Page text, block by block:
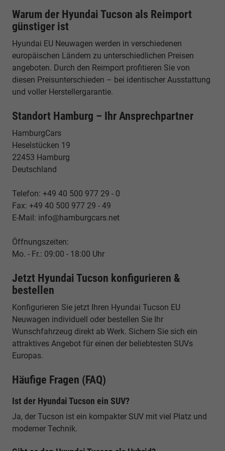
Warum der Hyundai Tucson als Reimport
günstiger ist
Hyundai EU Neuwagen werden in verschiedenen
europäischen Ländern zu unterschiedlichen Preisen
angeboten. Durch den Reimport profitieren Sie von
diesen Preisunterschieden – bei identischer Ausstattung
und voller Herstellergarantie.
Standort Hamburg – Ihr Ansprechpartner
HamburgCars
Heselstücken 19
22453 Hamburg
Deutschland
Telefon: +49 40 500 977 29 - 0
Fax: +49 40 500 977 29 - 49
E-Mail: info@hamburgcars.net
Öffnungszeiten:
Mo. - Fr.: 09:00 - 18:00 Uhr
Jetzt Hyundai Tucson konfigurieren &
bestellen
Konfigurieren Sie jetzt Ihren Hyundai Tucson EU
Neuwagen individuell oder bestellen Sie Ihr
Wunschfahrzeug direkt ab Werk. Sichern Sie sich ein
attraktives Angebot für einen der beliebtesten SUVs
Europas.
Häufige Fragen (FAQ)
Ist der Hyundai Tucson ein SUV?
Ja, der Tucson ist ein kompakter SUV mit viel Platz und
moderner Technik.